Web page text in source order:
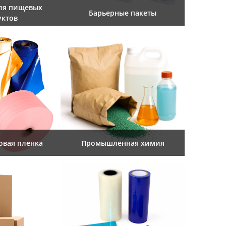
пищевых
Барьерные пакеты
пленка Промышленная химия